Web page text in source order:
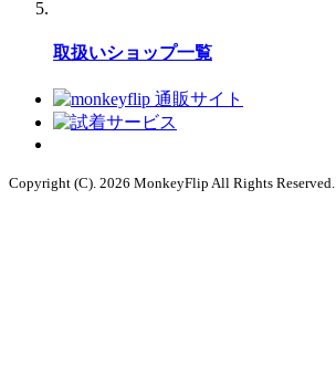
取扱いショップ一覧
Copyright (C). 2026 MonkeyFlip All Rights Reserved.